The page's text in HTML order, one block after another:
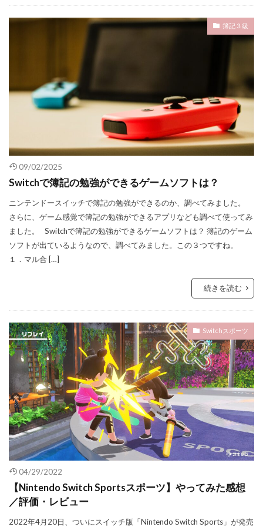
簿記３級
09/02/2025
Switchで簿記の勉強ができるゲームソフトは？
ニンテンドースイッチで簿記の勉強ができるのか、調べてみました。
さらに、ゲーム感覚で簿記の勉強ができるアプリなども調べて使ってみ
ました。 Switchで簿記の勉強ができるゲームソフトは？ 簿記のゲーム
ソフトが出ているようなので、調べてみました。この３つですね。
１．マル合 […]
続きを読む
Switchスポーツ
04/29/2022
【Nintendo Switch Sportsスポーツ】やってみた感想
／評価・レビュー
2022年4月20日、ついにスイッチ版「Nintendo Switch Sports」が発売